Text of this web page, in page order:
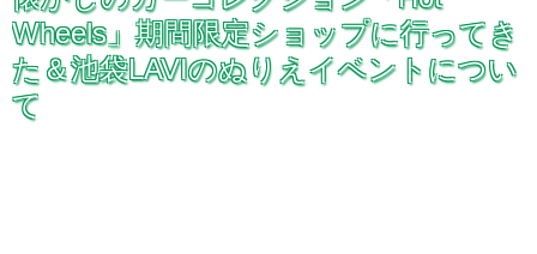
Wheels」期間限定ショップに行ってき
た＆池袋LAVIのぬりえイベントについ
て